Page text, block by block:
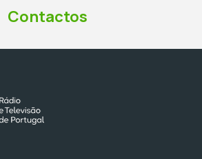
Contactos